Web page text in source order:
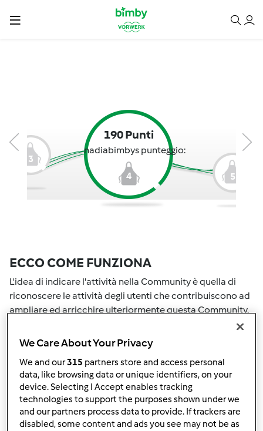
3
190 Punti
nadiabimbys punteggio:
4 5
ECCO COME FUNZIONA
L'idea di indicare l'attività nella Community è quella di
riconoscere le attività degli utenti che contribuiscono ad
ampliare ed arricchire ulteriormente questa Community.
ricompensate con dei punti. Con il raggiungimento di
certo punteggio, passerai automaticamente al grado
successivo. Il numero all'interno del grembiule accanto al
tuo nome Utente indicherà il tuo grado attuale.
COME PUOI OTTENERE PUNTI PER LA
We Care About Your Privacy
We and our315 partners store and access personal
data, like browsing data or unique identifiers, on your
device. Selecting I Accept enables tracking
technologies to support the purposes shown under we
and our partners process data to provide. If trackers are
disabled, some content and ads you see may not be as